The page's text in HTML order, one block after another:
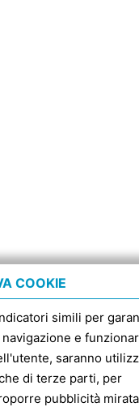
COOKIE
simili per
e
saranno
di terze parti, per
pubblicità